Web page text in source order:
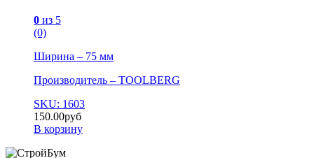
0 из 5
(0)
Ширина – 75 мм
Производитель – TOOLBERG
SKU: 1603
150.00руб
В корзину